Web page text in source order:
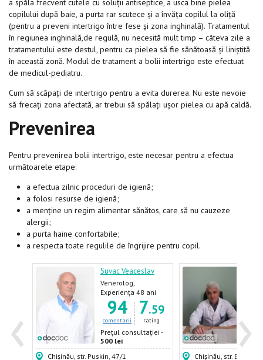
a spăla frecvent cutele cu soluții antiseptice, a usca bine pielea
copilului după baie, a purta rar scutece și a învăța copilul la oliță
(pentru a preveni intertrigo între fese și zona inghinală). Tratamentul
în regiunea inghinală,de regulă, nu necesită mult timp – câteva zile a
tratamentului este destul, pentru ca pielea să fie sănătoasă și liniștită
în această zonă. Modul de tratament a bolii intertrigo este efectuat
de medicul-pediatru.
Cum să scăpați de intertrigo pentru a evita durerea. Nu este nevoie
să frecați zona afectată, ar trebui să spălați ușor pielea cu apă caldă.
Prevenirea
Pentru prevenirea bolii intertrigo, este necesar pentru a efectua
următoarele etape:
a efectua zilnic proceduri de igienă;
a folosi resurse de igienă;
a menține un regim alimentar sănătos, care să nu cauzeze
alergii;
a purta haine confortabile;
a respecta toate regulile de îngrijire pentru copil.
‹ ›
-
Suvac Veaceslav
Venerolog,
Dermatolog
Experiența 48 ani
94
comentarii
7.59
rating
Prețul consultației -
500 lei
Chișinău, str. Puskin, 47/1
400
Chișinău, str.